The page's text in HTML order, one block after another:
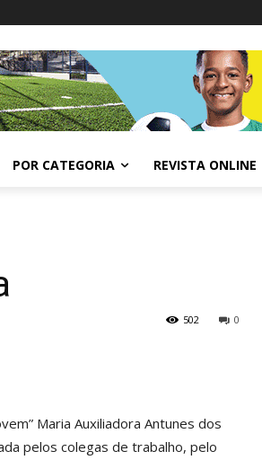
POR CATEGORIA REVISTA ONLINE
0
502
Maria Auxiliadora Antunes dos
pelos colegas de trabalho, pelo